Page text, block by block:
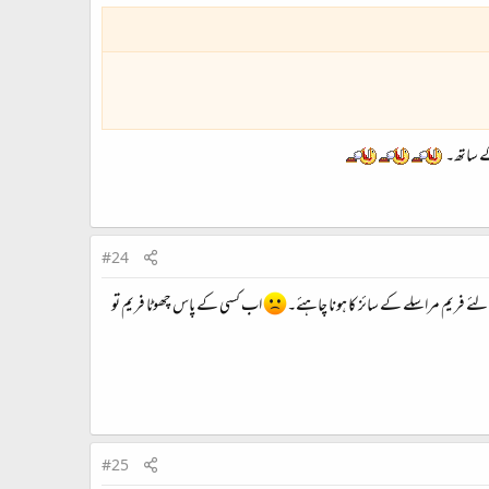
ساتھ۔
#24
فریم مراسلے کے سائز کا ہونا چاہئے۔ اب کسی کے پاس چھوٹا فریم تو
#25